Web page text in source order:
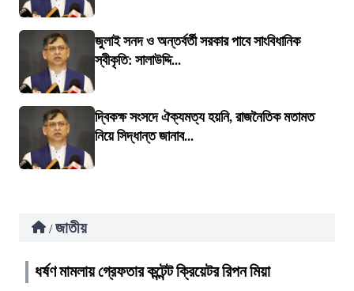
জুলাই সনদ ও অন্তর্বর্তী সরকার পাবে সাংবিধানিক
স্বীকৃতি: সালাউদ্দি...
দ্বিকক্ষ সংসদে ঐক্যমত্য হয়নি, রাজনৈতিক মতামত
নিয়ে সিদ্ধান্ত জানাব...
/ জাতীয়
ধর্ষণ মামলায় গ্রেফতার কন্টেন্ট ক্রিয়েটর রিপন মিয়া